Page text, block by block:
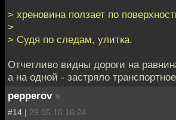
> хреновина ползает по
>
> Судя по следам, улитка.
Отчетливо видны дороги на
а на одной - застряло
pepperov »
#14 | 29.05.16 16:24